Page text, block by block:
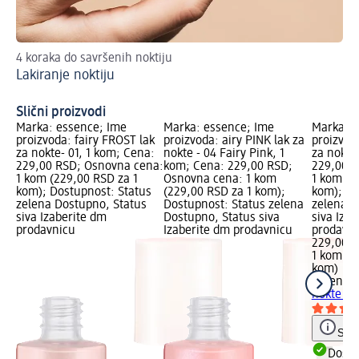
4 koraka do savršenih noktiju
Lakiranje noktiju
Slični proizvodi
Marka: essence; Ime
proizvoda: fairy FROST lak
za nokte- 01, 1 kom; Cena:
229,00 RSD; Osnovna cena:
1 kom (229,00 RSD za 1
kom); Dostupnost: Status
zelena Dostupno, Status
siva Izaberite dm
prodavnicu
Marka: essence; Ime
proizvoda: airy PINK lak za
nokte - 04 Fairy Pink, 1
kom; Cena: 229,00 RSD;
Osnovna cena: 1 kom
(229,00 RSD za 1 kom);
Dostupnost: Status zelena
Dostupno, Status siva
Izaberite dm prodavnicu
Marka:
za nokte
229,00
1 kom
kom);
zelena
siva
229,00
1 kom
kom)
essence
nokte -